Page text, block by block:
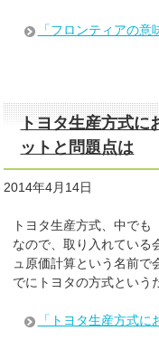
「フロンティアの
トヨタ生産方式に
ットと問題点は
2014年4月14日
トヨタ生産方式、中で
なので、取り入れている
ュ原価計算という名前で
でにトヨタの方式という
「トヨタ生産方式